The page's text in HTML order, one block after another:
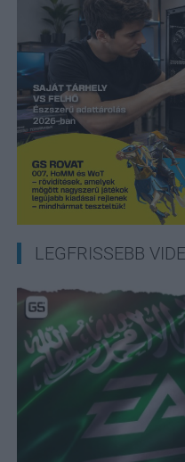
LEGFRISSEBB